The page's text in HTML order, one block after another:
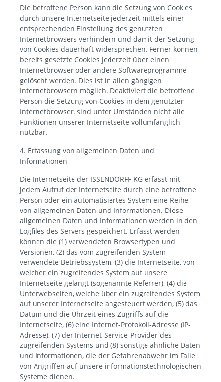
Die betroffene Person kann die Setzung von Cookies
durch unsere Internetseite jederzeit mittels einer
entsprechenden Einstellung des genutzten
Internetbrowsers verhindern und damit der Setzung
von Cookies dauerhaft widersprechen. Ferner können
bereits gesetzte Cookies jederzeit über einen
Internetbrowser oder andere Softwareprogramme
gelöscht werden. Dies ist in allen gängigen
Internetbrowsern möglich. Deaktiviert die betroffene
Person die Setzung von Cookies in dem genutzten
Internetbrowser, sind unter Umständen nicht alle
Funktionen unserer Internetseite vollumfänglich
nutzbar.
4. Erfassung von allgemeinen Daten und
Informationen
Die Internetseite der ISSENDORFF KG erfasst mit
jedem Aufruf der Internetseite durch eine betroffene
Person oder ein automatisiertes System eine Reihe
von allgemeinen Daten und Informationen. Diese
allgemeinen Daten und Informationen werden in den
Logfiles des Servers gespeichert. Erfasst werden
können die (1) verwendeten Browsertypen und
Versionen, (2) das vom zugreifenden System
verwendete Betriebssystem, (3) die Internetseite, von
welcher ein zugreifendes System auf unsere
Internetseite gelangt (sogenannte Referrer), (4) die
Unterwebseiten, welche über ein zugreifendes System
auf unserer Internetseite angesteuert werden, (5) das
Datum und die Uhrzeit eines Zugriffs auf die
Internetseite, (6) eine Internet-Protokoll-Adresse (IP-
Adresse), (7) der Internet-Service-Provider des
zugreifenden Systems und (8) sonstige ähnliche Daten
und Informationen, die der Gefahrenabwehr im Falle
von Angriffen auf unsere informationstechnologischen
Systeme dienen.